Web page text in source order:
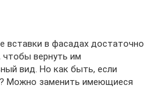
вставки в фасадах достаточно
вернуть им
вид. Но как быть, если
Можно заменить имеющиеся